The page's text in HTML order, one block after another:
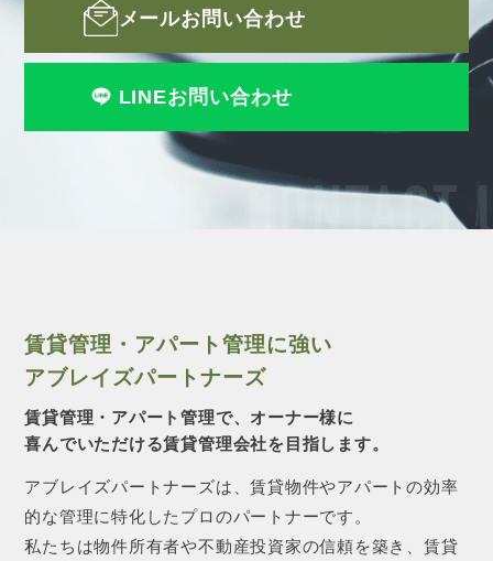
CONTACT
メールお問い合わせ
LINEお問い合わせ
賃貸管理・アパート管理に強い
アブレイズパートナーズ
賃貸管理・アパート管理で、オーナー様に
喜んでいただける賃貸管理会社を目指します。
アブレイズパートナーズは、賃貸物件やアパートの効率
的な管理に特化したプロのパートナーです。
私たちは物件所有者や不動産投資家の信頼を築き、賃貸